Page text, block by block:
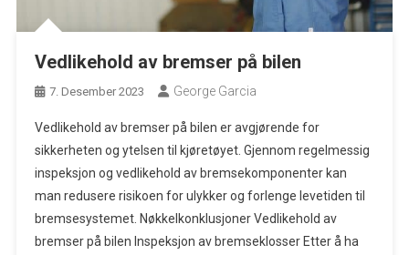
Vedlikehold av bremser på bilen
7. Desember 2023 George Garcia
Vedlikehold av bremser på bilen er avgjørende for
sikkerheten og ytelsen til kjøretøyet. Gjennom regelmessig
inspeksjon og vedlikehold av bremsekomponenter kan
man redusere risikoen for ulykker og forlenge levetiden til
bremsesystemet. Nøkkelkonklusjoner Vedlikehold av
bremser på bilen Inspeksjon av bremseklosser Etter å ha